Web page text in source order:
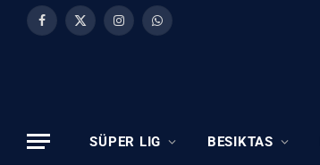
Facebook
X
InstagramWhatsApp
SÜPER LIG BESIKTAS